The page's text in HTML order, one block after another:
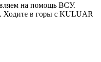
на помощь ВСУ.
. Ходите в горы с KULUAR